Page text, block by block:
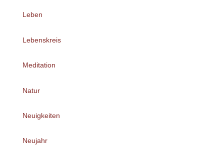
Leben
Lebenskreis
Meditation
Natur
Neuigkeiten
Neujahr